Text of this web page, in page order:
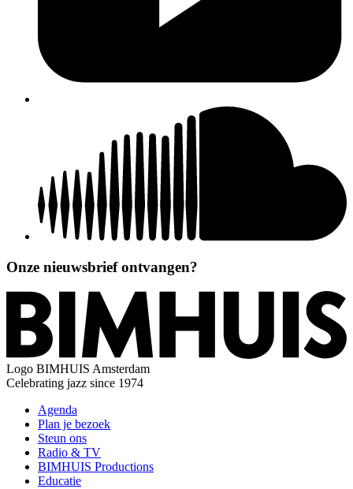
Onze nieuwsbrief ontvangen?
Logo BIMHUIS Amsterdam
Celebrating jazz since 1974
Agenda
Plan je bezoek
Steun ons
Radio & TV
BIMHUIS Productions
Educatie